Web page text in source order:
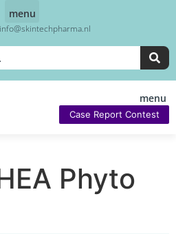
info@skintechpharma.nl
Case Report Contest
Phyto